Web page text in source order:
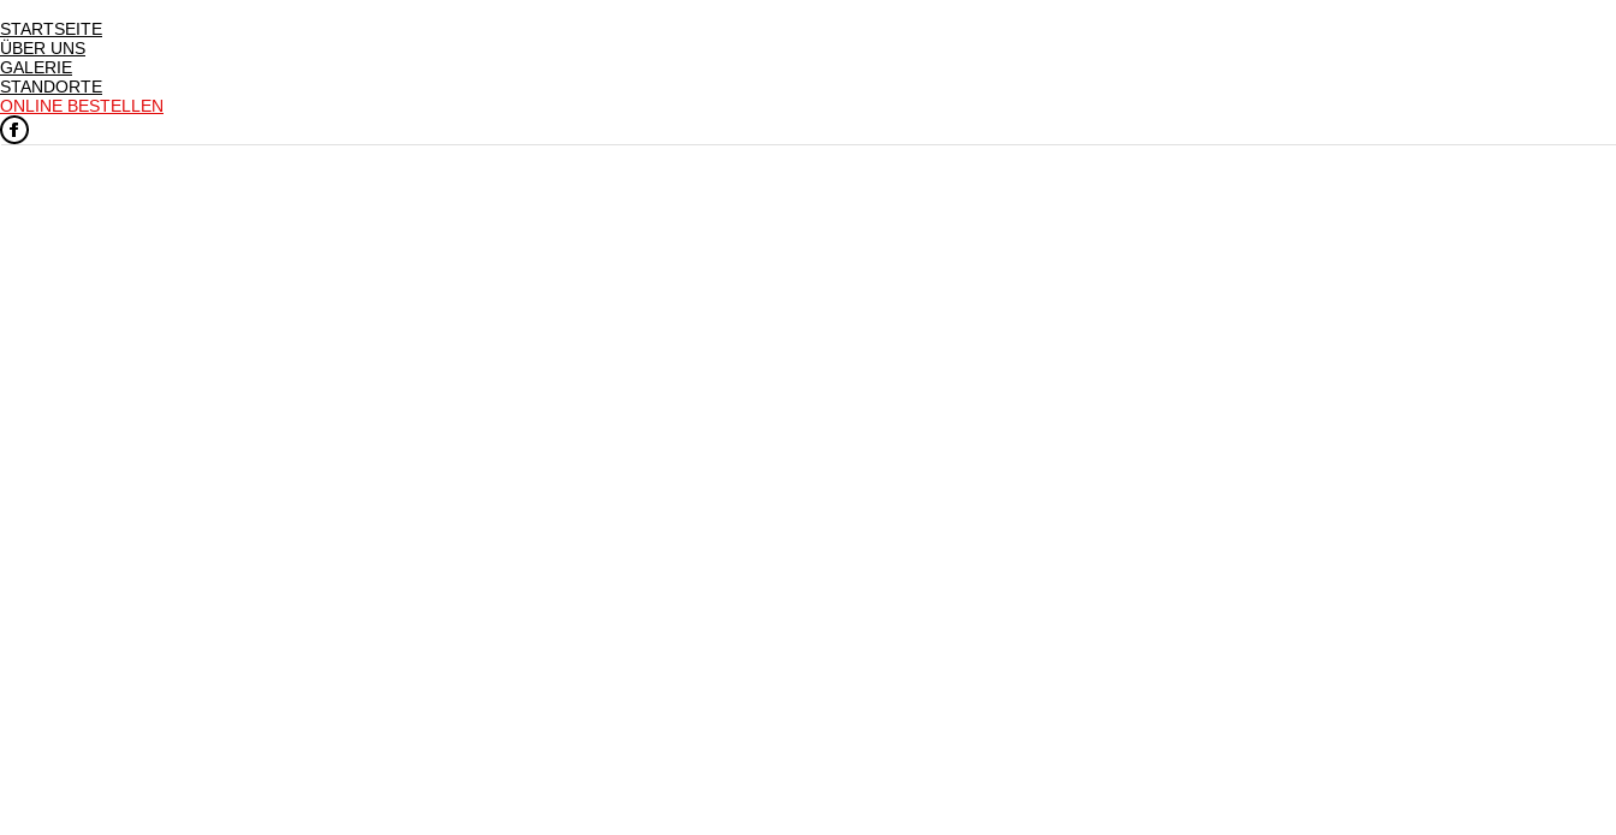
STARTSEITE
ÜBER UNS
GALERIE
STANDORTE
ONLINE BESTELLEN